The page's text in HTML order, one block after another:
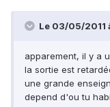
Le 03/05/2011
apparement, il y a
la sortie est
une grande
depend d'ou tu